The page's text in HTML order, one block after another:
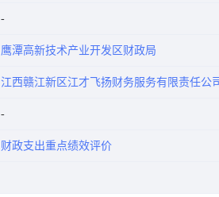
鹰潭高新技术产业开发区财政局
江西赣江新区江才飞扬财务服务有限责任公
财政支出重点绩效评价